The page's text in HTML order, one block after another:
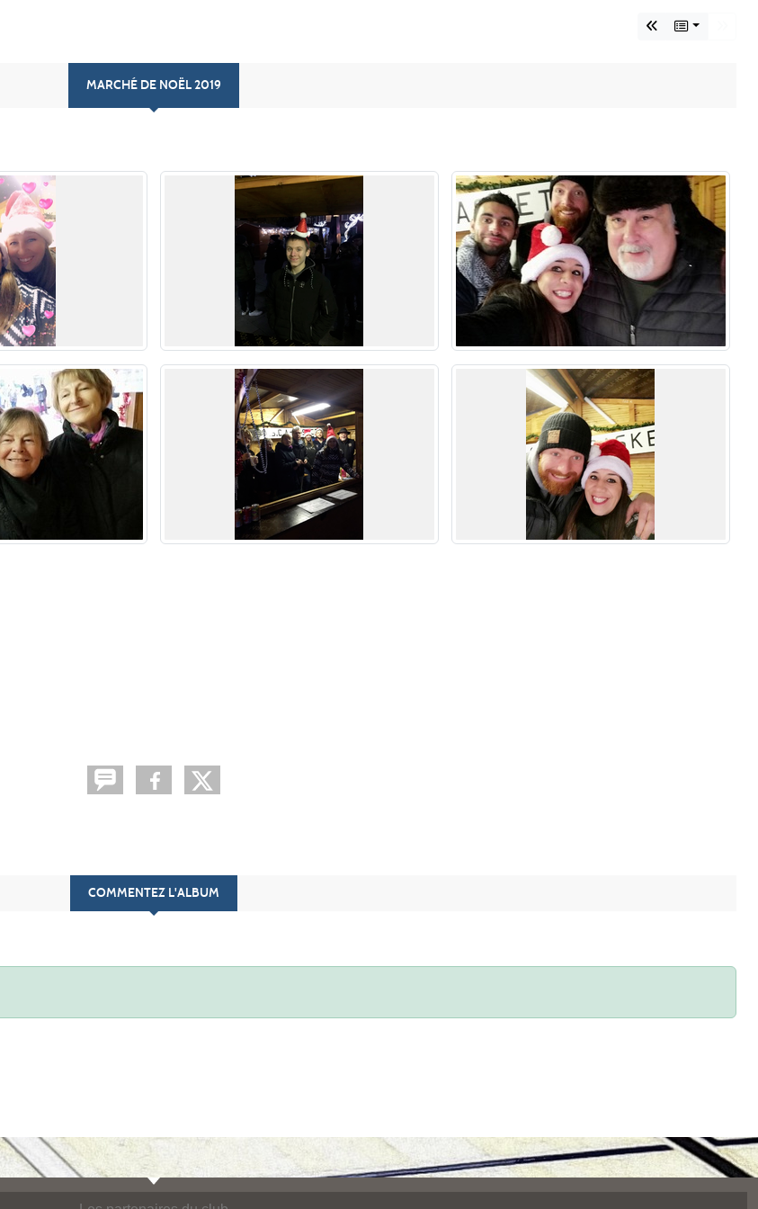
MARCHÉ DE NOËL 2019
COMMENTEZ L'ALBUM